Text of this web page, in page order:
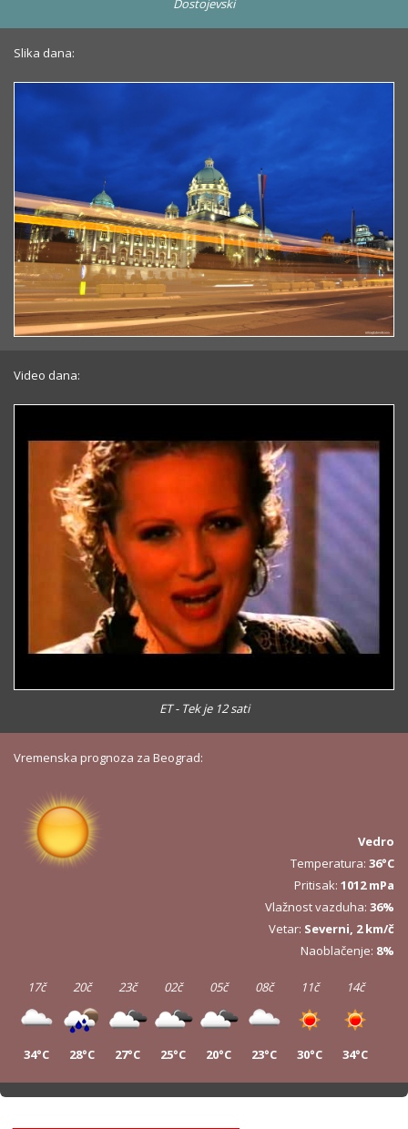
Dostojevski
Slika dana:
Video dana:
ET - Tek je 12 sati
Vremenska prognoza za Beograd:
Vedro
Temperatura: 36°C
Pritisak: 1012 mPa
Vlažnost vazduha: 36%
Vetar: Severni, 2 km/č
Naoblačenje: 8%
17č
34°C
20č
28°C
23č
27°C
02č
25°C
05č
20°C
08č
23°C
11č
30°C
14č
34°C